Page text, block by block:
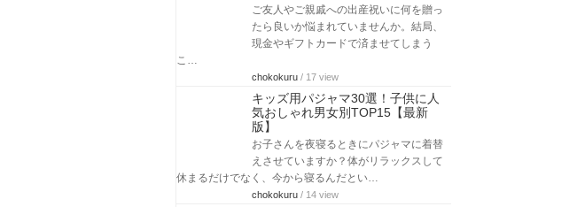
ご友人やご親戚への出産祝いに何を贈っ
たら良いか悩まれていませんか。結局、
現金やギフトカードで済ませてしまう
こ…
chokokuru / 17 view
キッズ用パジャマ30選！子供に人
気おしゃれ男女別TOP15【最新
版】
お子さんを夜寝るときにパジャマに着替
えさせていますか？体がリラックスして
休まるだけでなく、今から寝るんだとい…
chokokuru / 14 view